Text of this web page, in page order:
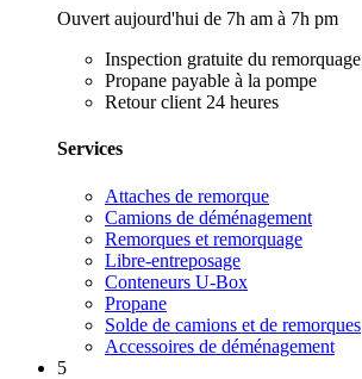
Ouvert aujourd'hui de 7h am à 7h pm
Inspection gratuite du remorquage
Propane payable à la pompe
Retour client 24 heures
Services
Attaches de remorque
Camions de déménagement
Remorques et remorquage
Libre-entreposage
Conteneurs U-Box
Propane
Solde de camions et de remorques
Accessoires de déménagement
5